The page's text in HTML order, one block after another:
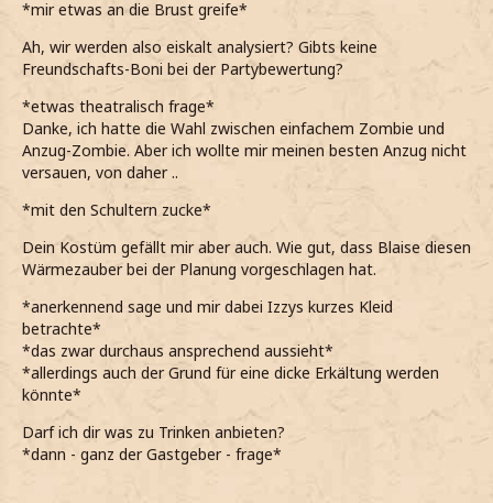
*mir etwas an die Brust greife*
Ah, wir werden also eiskalt analysiert? Gibts keine
Freundschafts-Boni bei der Partybewertung?
*etwas theatralisch frage*
Danke, ich hatte die Wahl zwischen einfachem Zombie und
Anzug-Zombie. Aber ich wollte mir meinen besten Anzug nicht
versauen, von daher ..
*mit den Schultern zucke*
Dein Kostüm gefällt mir aber auch. Wie gut, dass Blaise diesen
Wärmezauber bei der Planung vorgeschlagen hat.
*anerkennend sage und mir dabei Izzys kurzes Kleid
betrachte*
*das zwar durchaus ansprechend aussieht*
*allerdings auch der Grund für eine dicke Erkältung werden
könnte*
Darf ich dir was zu Trinken anbieten?
*dann - ganz der Gastgeber - frage*